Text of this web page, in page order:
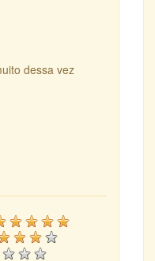
dessa vez